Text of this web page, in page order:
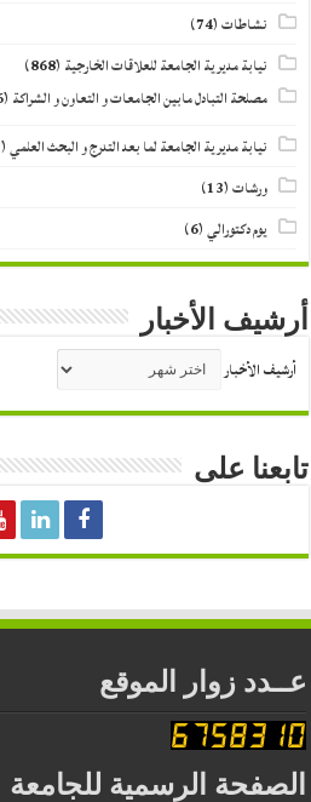
نشاطات(74)
نيابة مديرية الجامعة للعلاقات الخارجية (868)
مصلحة التبادل مابين الجامعات و التعاون و الشراكة (66)
نيابة مديرية الجامعة لما بعد التدرج و البحث العلمي(277)
ورشات(13)
يوم دكتورالي(6)
أرشيف الأخبار
أرشيف الأخبار
تابعنا على
عــدد زوار الموقع
الصفحة الرسمية للجامعة